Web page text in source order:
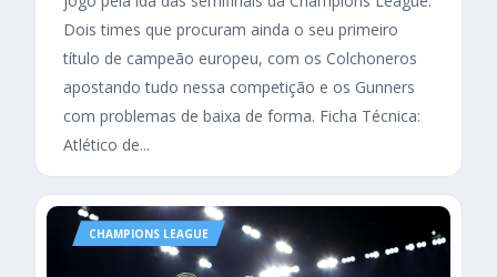
Dois times que procuram ainda o seu primeiro
título de campeão europeu, com os Colchoneros
apostando tudo nessa competição e os Gunners
com problemas de baixa de forma. Ficha Técnica:
Atlético de...
CHAMPIONS LEAGUE